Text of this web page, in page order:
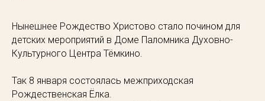
Нынешнее Рождество Христово стало почином для
детских мероприятий в Доме Паломника Духовно-
Культурного Центра Тёмкино.
Так 8 января состоялась межприходская
Рождественская Ёлка.